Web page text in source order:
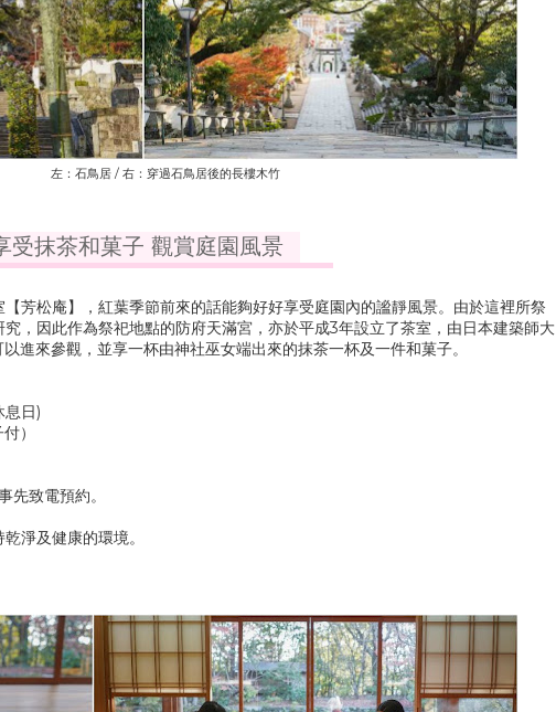
左：石鳥居 / 右：穿過石鳥居後的長樓木竹
受抹茶和菓子 觀賞庭園風景
芳松庵】，紅葉季節前來的話能夠好好享受庭園內的謐靜風景。由於這裡所祭
，因此作為祭祀地點的防府天滿宮，亦於平成3年設立了茶室，由日本建築師大
進來參觀，並享一杯由神社巫女端出來的抹茶一杯及一件和菓子。
息日)
）
先致電預約。
淨及健康的環境。